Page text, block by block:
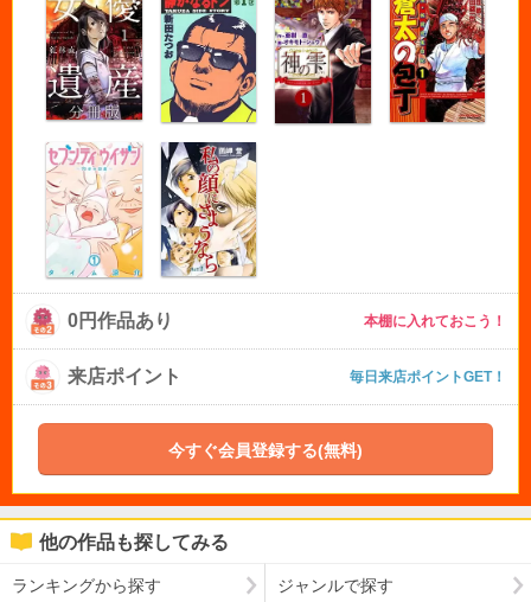
0円作品あり 本棚に入れておこう！
来店ポイント 毎日来店ポイントGET！
今すぐ会員登録する(無料)
他の作品も探してみる
ランキングから探す ジャンルで探す